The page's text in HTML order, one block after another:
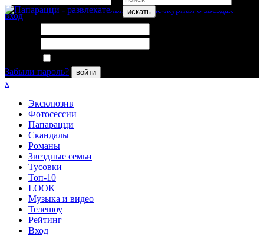
искать
вход
Забыли пароль?
войти
x
Эксклюзив
Фотосессии
Папарацци
Скандалы
Романы
Звездные семьи
Тусовки
Топ-10
LOOK
Музыка и видео
Телешоу
Рейтинг
Вход